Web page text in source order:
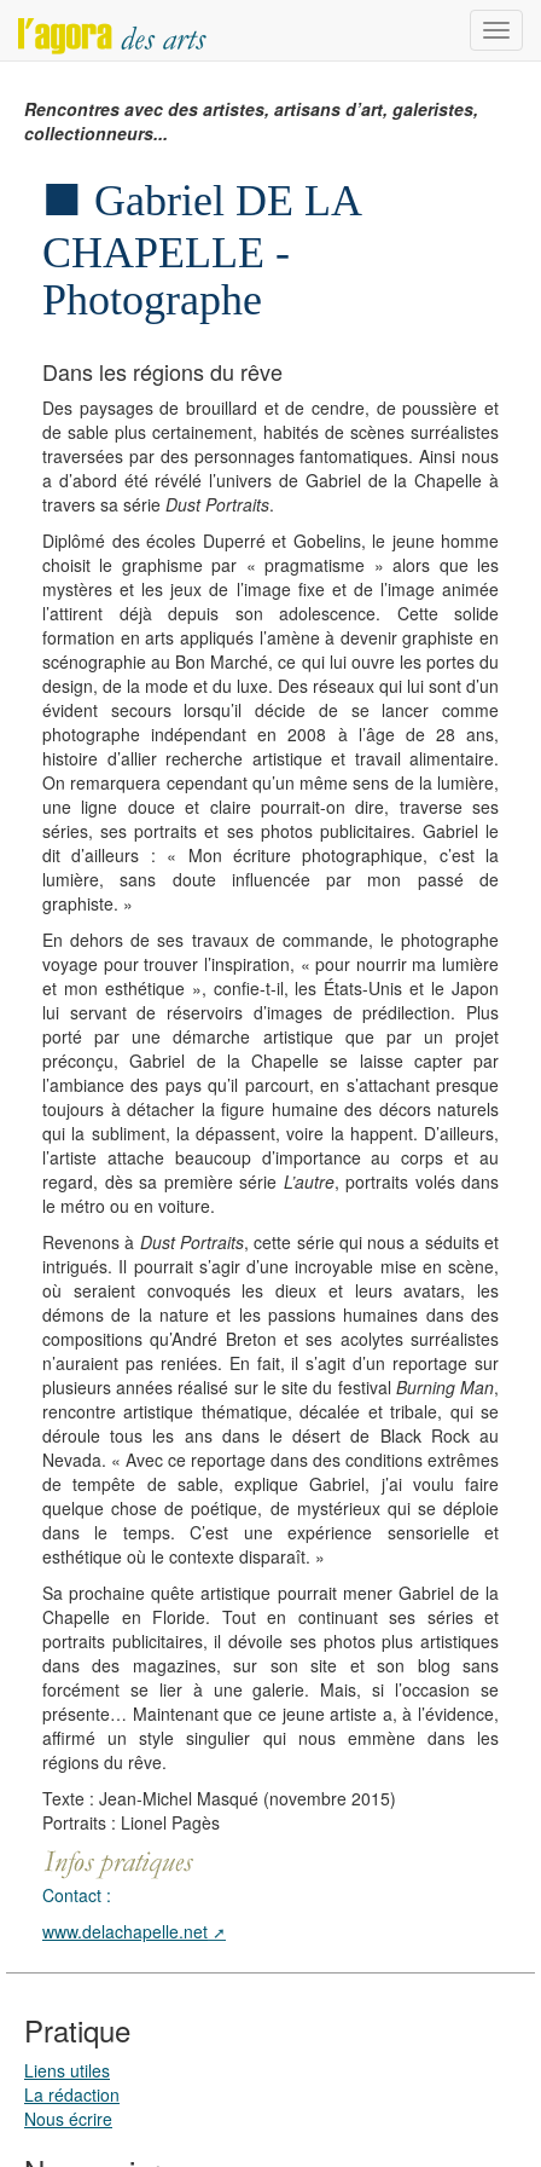
Menu
Rencontres avec des artistes, artisans d’art, galeristes,
collectionneurs...
Gabriel DE LA
CHAPELLE -
Photographe
Dans les régions du rêve
Des paysages de brouillard et de cendre, de poussière et
de sable plus certainement, habités de scènes surréalistes
traversées par des personnages fantomatiques. Ainsi nous
a d’abord été révélé l’univers de Gabriel de la Chapelle à
travers sa série Dust Portraits.
Diplômé des écoles Duperré et Gobelins, le jeune homme
choisit le graphisme par « pragmatisme » alors que les
mystères et les jeux de l’image fixe et de l’image animée
l’attirent déjà depuis son adolescence. Cette solide
formation en arts appliqués l’amène à devenir graphiste en
scénographie au Bon Marché, ce qui lui ouvre les portes du
design, de la mode et du luxe. Des réseaux qui lui sont d’un
évident secours lorsqu’il décide de se lancer comme
photographe indépendant en 2008 à l’âge de 28 ans,
histoire d’allier recherche artistique et travail alimentaire.
On remarquera cependant qu’un même sens de la lumière,
une ligne douce et claire pourrait-on dire, traverse ses
séries, ses portraits et ses photos publicitaires. Gabriel le
dit d’ailleurs : « Mon écriture photographique, c’est la
lumière, sans doute influencée par mon passé de
graphiste. »
En dehors de ses travaux de commande, le photographe
voyage pour trouver l’inspiration, « pour nourrir ma lumière
et mon esthétique », confie-t-il, les États-Unis et le Japon
lui servant de réservoirs d’images de prédilection. Plus
porté par une démarche artistique que par un projet
préconçu, Gabriel de la Chapelle se laisse capter par
l’ambiance des pays qu’il parcourt, en s’attachant presque
toujours à détacher la figure humaine des décors naturels
qui la subliment, la dépassent, voire la happent. D’ailleurs,
l’artiste attache beaucoup d’importance au corps et au
regard, dès sa première série L’autre, portraits volés dans
le métro ou en voiture.
Revenons à Dust Portraits, cette série qui nous a séduits et
intrigués. Il pourrait s’agir d’une incroyable mise en scène,
où seraient convoqués les dieux et leurs avatars, les
démons de la nature et les passions humaines dans des
compositions qu’André Breton et ses acolytes surréalistes
n’auraient pas reniées. En fait, il s’agit d’un reportage sur
plusieurs années réalisé sur le site du festival Burning Man,
rencontre artistique thématique, décalée et tribale, qui se
déroule tous les ans dans le désert de Black Rock au
Nevada. « Avec ce reportage dans des conditions extrêmes
de tempête de sable, explique Gabriel, j’ai voulu faire
quelque chose de poétique, de mystérieux qui se déploie
dans le temps. C’est une expérience sensorielle et
esthétique où le contexte disparaît. »
Sa prochaine quête artistique pourrait mener Gabriel de la
Chapelle en Floride. Tout en continuant ses séries et
portraits publicitaires, il dévoile ses photos plus artistiques
dans des magazines, sur son site et son blog sans
forcément se lier à une galerie. Mais, si l’occasion se
présente… Maintenant que ce jeune artiste a, à l’évidence,
affirmé un style singulier qui nous emmène dans les
régions du rêve.
Texte : Jean-Michel Masqué (novembre 2015)
Portraits : Lionel Pagès
Contact :
www.delachapelle.net
Pratique
Liens utiles
La rédaction
Nous écrire